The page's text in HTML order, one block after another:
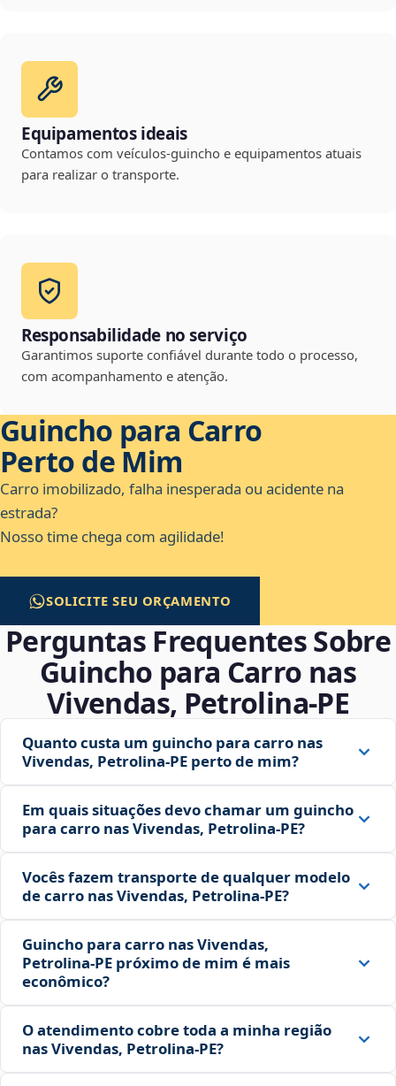
Equipamentos ideais
Contamos com veículos-guincho e equipamentos atuais
para realizar o transporte.
Responsabilidade no serviço
Garantimos suporte confiável durante todo o processo,
com acompanhamento e atenção.
Guincho para Carro
Perto de Mim
Carro imobilizado, falha inesperada ou acidente na
estrada?
Nosso time chega com agilidade!
SOLICITE SEU ORÇAMENTO
Perguntas Frequentes Sobre
Guincho para Carro nas
Vivendas, Petrolina‑PE
Quanto custa um guincho para carro nas
Vivendas, Petrolina‑PE perto de mim?
Em quais situações devo chamar um guincho
para carro nas Vivendas, Petrolina‑PE?
Vocês fazem transporte de qualquer modelo
de carro nas Vivendas, Petrolina‑PE?
Guincho para carro nas Vivendas,
Petrolina‑PE próximo de mim é mais
econômico?
O atendimento cobre toda a minha região
nas Vivendas, Petrolina‑PE?